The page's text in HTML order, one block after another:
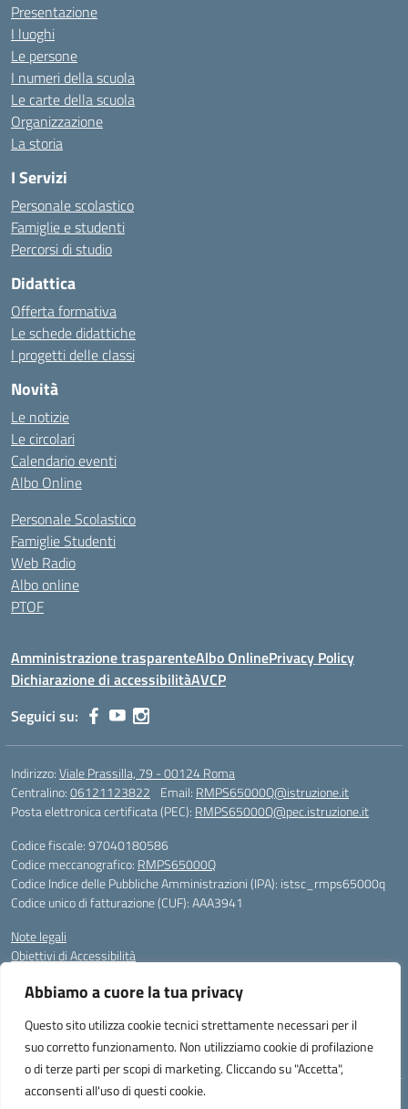
Abbiamo a cuore la tua privacy
Questo sito utilizza cookie tecnici strettamente necessari per il
suo corretto funzionamento. Non utilizziamo cookie di profilazione
o di terze parti per scopi di marketing. Cliccando su "Accetta",
acconsenti all'uso di questi cookie.
Presentazione
I luoghi
Le persone
I numeri della scuola
Le carte della scuola
Organizzazione
La storia
I Servizi
Personale scolastico
Famiglie e studenti
Percorsi di studio
Didattica
Offerta formativa
Le schede didattiche
I progetti delle classi
Novità
Le notizie
Le circolari
Calendario eventi
Albo Online
Personale Scolastico
Famiglie Studenti
Web Radio
Albo online
PTOF
Amministrazione trasparenteAlbo OnlinePrivacy Policy
Dichiarazione di accessibilitàAVCP
Seguici su:
Indirizzo:Viale Prassilla, 79 - 00124 Roma
Centralino:06121123822 Email: RMPS65000Q@istruzione.it
Posta elettronica certificata (PEC): RMPS65000Q@pec.istruzione.it
Codice fiscale: 97040180586
Codice meccanografico: RMPS65000Q
Codice Indice delle Pubbliche Amministrazioni (IPA): istsc_rmps65000q
Codice unico di fatturazione (CUF): AAA3941
Note legali
Obiettivi di Accessibilità
del sito web al responsabile dell’accessibilità (RTD), scrivendo al
Sito realizzato da Avaservice